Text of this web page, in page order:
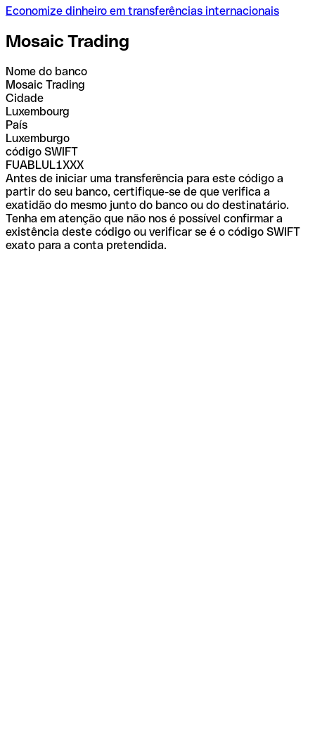
Economize dinheiro em transferências internacionais
Mosaic Trading
Nome do banco
Mosaic Trading
Cidade
Luxembourg
País
Luxemburgo
código SWIFT
FUABLUL1XXX
Antes de iniciar uma transferência para este código a
partir do seu banco, certifique-se de que verifica a
exatidão do mesmo junto do banco ou do destinatário.
Tenha em atenção que não nos é possível confirmar a
existência deste código ou verificar se é o código SWIFT
exato para a conta pretendida.